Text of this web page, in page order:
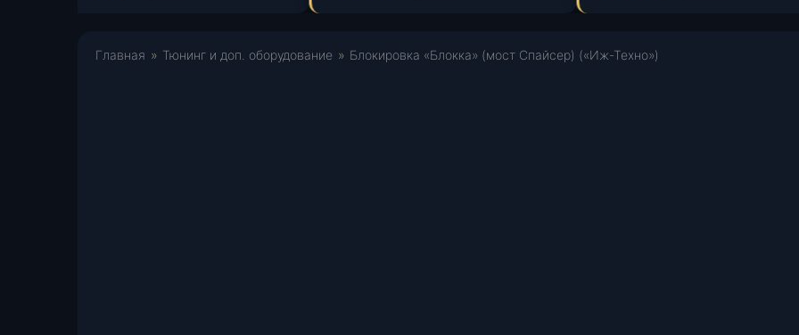
Главная » Тюнинг и доп. оборудование » Блокировка «Блокка» (мост Спайсер) («Иж-Техно»)